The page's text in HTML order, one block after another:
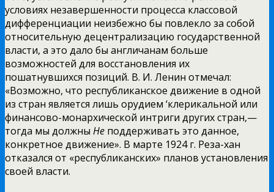
условиях незавершенности процесса классовой
дифференциации неизбежно бы повлекло за собой
относительную децентрализацию государственной
власти, а это дало бы англичанам больше
возможностей для восстановления их
пошатнувшихся позиций. В. И. Ленин отмечал:
«Возможно, что республиканское движение в одной
из стран является лишь орудием ‘клерикальной или
финансово-монархической интриги других стран,—
тогда мы должны Не поддерживать это данное,
конкретное движение». В марте 1924 г. Реза-хан
отказался от «республиканских» планов установления
своей власти.